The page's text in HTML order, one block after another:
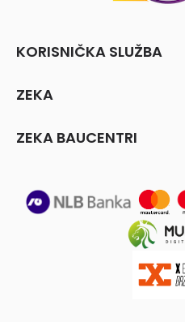
KORISNIČKA SLUŽBA
ZEKA
ZEKA BAUCENTRI